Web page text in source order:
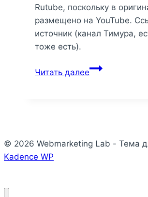
Rutube, поскольку в
размещено на YouTube.
источник (канал Тимура,
тоже есть).
Читать далееПродвинутый
прокачки
© 2026 Webmarketing Lab - Тема
Kadence WP